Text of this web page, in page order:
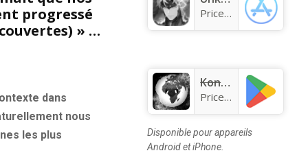
progressé
» …
dans
nous
les plus
Price:Free
KongoLisolo
Price:Free
Disponible pour appareils
Android et iPhone.